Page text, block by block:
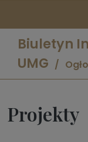
Biuletyn
UMG
Projekty